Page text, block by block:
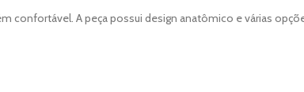
confortável. A peça possui design anatômico e várias